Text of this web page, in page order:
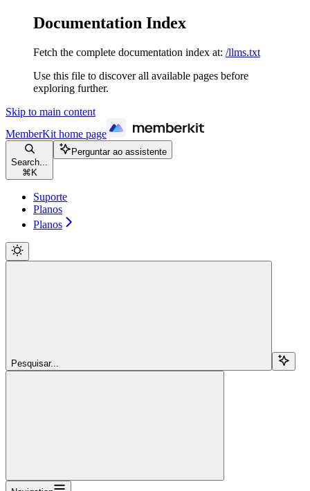
Documentation Index
Fetch the complete documentation index at: /llms.txt
Use this file to discover all available pages before
exploring further.
Skip to main content
MemberKit home page
Search...
⌘ K
Perguntar ao assistente
Suporte
Planos
Planos
Pesquisar...